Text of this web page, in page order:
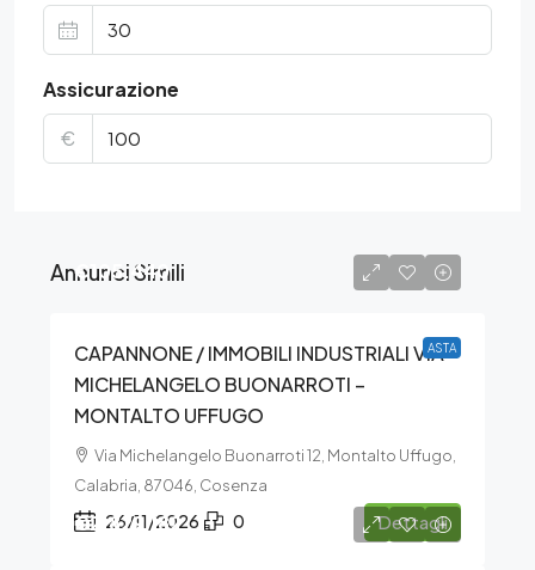
Assicurazione
€
Annunci Simili
ASTA
€105.440
CAPANNONE / IMMOBILI INDUSTRIALI VIA
MICHELANGELO BUONARROTI –
MONTALTO UFFUGO
Via Michelangelo Buonarroti 12, Montalto Uffugo,
Calabria, 87046, Cosenza
26/11/2026 0 Dettagli
€2.829.182